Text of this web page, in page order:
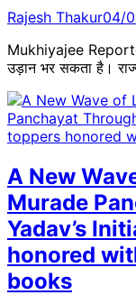
Rajesh Thakur04/
Mukhiyajee
उड़ान भर सकता है।
A New
Murade
Yadav’s
honored
books